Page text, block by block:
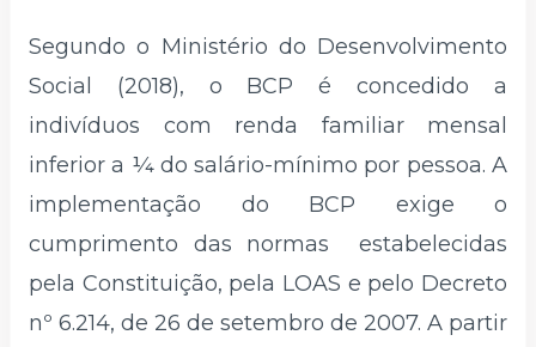
Segundo o Ministério do Desenvolvimento
Social (2018), o BCP é concedido a
indivíduos com renda familiar mensal
inferior a ¼ do salário-mínimo por pessoa. A
implementação do BCP exige o
cumprimento das normas estabelecidas
pela Constituição, pela LOAS e pelo Decreto
nº 6.214, de 26 de setembro de 2007. A partir